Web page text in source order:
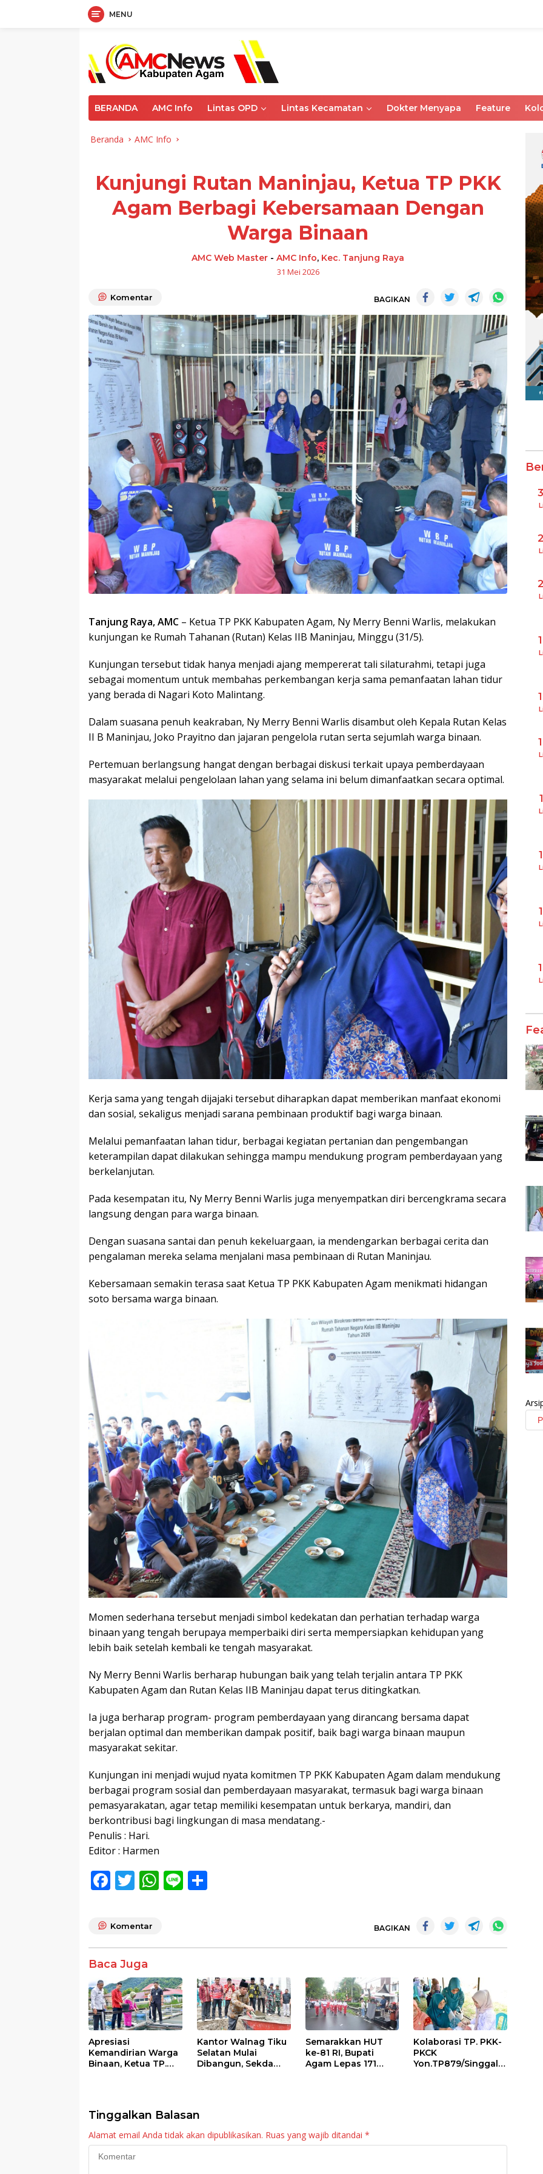
MENU
BERANDA AMC Info Lintas OPD Lintas Kecamatan Dokter Menyapa Feature
Beranda AMC Info
Kunjungi Rutan Maninjau, Ketua TP PKK
Agam Berbagi Kebersamaan Dengan
Warga Binaan
AMC Web Master -AMC Info, Kec. Tanjung Raya
31 Mei 2026
Komentar BAGIKAN
Tanjung Raya, AMC – Ketua TP PKK Kabupaten Agam, Ny Merry Benni Warlis, melakukan
kunjungan ke Rumah Tahanan (Rutan) Kelas IIB Maninjau, Minggu (31/5).
Kunjungan tersebut tidak hanya menjadi ajang mempererat tali silaturahmi, tetapi juga
sebagai momentum untuk membahas perkembangan kerja sama pemanfaatan lahan tidur
yang berada di Nagari Koto Malintang.
Dalam suasana penuh keakraban, Ny Merry Benni Warlis disambut oleh Kepala Rutan Kelas
II B Maninjau, Joko Prayitno dan jajaran pengelola rutan serta sejumlah warga binaan.
Pertemuan berlangsung hangat dengan berbagai diskusi terkait upaya pemberdayaan
masyarakat melalui pengelolaan lahan yang selama ini belum dimanfaatkan secara optimal.
Kerja sama yang tengah dijajaki tersebut diharapkan dapat memberikan manfaat ekonomi
dan sosial, sekaligus menjadi sarana pembinaan produktif bagi warga binaan.
Melalui pemanfaatan lahan tidur, berbagai kegiatan pertanian dan pengembangan
keterampilan dapat dilakukan sehingga mampu mendukung program pemberdayaan yang
berkelanjutan.
Pada kesempatan itu, Ny Merry Benni Warlis juga menyempatkan diri bercengkrama secara
langsung dengan para warga binaan.
Dengan suasana santai dan penuh kekeluargaan, ia mendengarkan berbagai cerita dan
pengalaman mereka selama menjalani masa pembinaan di Rutan Maninjau.
Kebersamaan semakin terasa saat Ketua TP PKK Kabupaten Agam menikmati hidangan
soto bersama warga binaan.
Momen sederhana tersebut menjadi simbol kedekatan dan perhatian terhadap warga
binaan yang tengah berupaya memperbaiki diri serta mempersiapkan kehidupan yang
lebih baik setelah kembali ke tengah masyarakat.
Ny Merry Benni Warlis berharap hubungan baik yang telah terjalin antara TP PKK
Kabupaten Agam dan Rutan Kelas IIB Maninjau dapat terus ditingkatkan.
Ia juga berharap program- program pemberdayaan yang dirancang bersama dapat
berjalan optimal dan memberikan dampak positif, baik bagi warga binaan maupun
masyarakat sekitar.
Kunjungan ini menjadi wujud nyata komitmen TP PKK Kabupaten Agam dalam mendukung
berbagai program sosial dan pemberdayaan masyarakat, termasuk bagi warga binaan
pemasyarakatan, agar tetap memiliki kesempatan untuk berkarya, mandiri, dan
berkontribusi bagi lingkungan di masa mendatang.-
Penulis : Hari.
Editor : Harmen
F
e
o
o
k
T
itt
W
p
p
Li
Komentar BAGIKAN
Baca Juga
Apresiasi
Kemandirian Warga
Binaan, Ketua TP.
Maninjau
Kantor Walnag Tiku
Selatan Mulai
Dibangun, Sekda
Semarakkan HUT
ke-81 RI, Bupati
Agam Lepas 171
Kolaborasi TP. PKK-
PKCK
Yon.TP879/Singgala
Tinggalkan Balasan
Alamat email Anda tidak akan dipublikasikan. Ruas yang wajib ditandai *